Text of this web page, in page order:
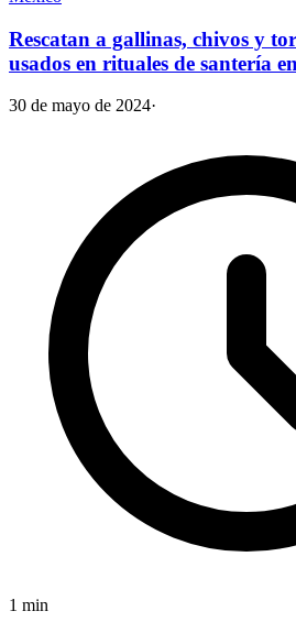
Rescatan a gallinas, chivos y
usados en rituales de santería
30 de mayo de 2024·
1 min